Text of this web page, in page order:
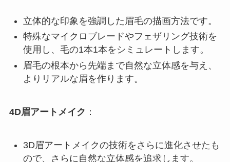
立体的な印象を強調した眉毛の描画方法です。
特殊なマイクロブレードやフェザリング技術を
使用し、毛の1本1本をシミュレートします。
眉毛の根本から先端まで自然な立体感を与え、
よりリアルな眉を作ります。
4D眉アートメイク ：
3D眉アートメイクの技術をさらに進化させたも
ので、さらに自然な立体感を追求します。